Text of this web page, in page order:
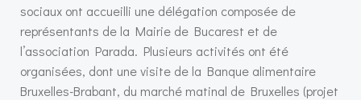
sociaux ont accueilli une délégation composée de
représentants de la Mairie de Bucarest et de
l’association Parada. Plusieurs activités ont été
organisées, dont une visite de la Banque alimentaire
Bruxelles-Brabant, du marché matinal de Bruxelles (projet